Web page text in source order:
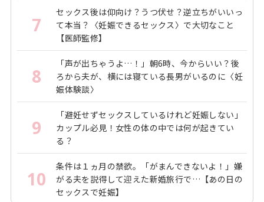
7
セックス後は仰向け？うつ伏せ？逆立ちがいいっ
て本当？〈妊娠できるセックス〉で大切なこと
【医師監修】
8
「声が出ちゃうよ…！」朝6時、今からいい？後
ろから夫が、横には寝ている長男がいるのに〈妊
娠体験談〉
9
「避妊せずセックスしているけれど妊娠しない」
カップル必見！女性の体の中では何が起きてい
る？
10
条件は１ヵ月の禁欲。「がまんできないよ！」嫌
がる夫を説得して迎えた新婚旅行で…【あの日の
セックスで妊娠】